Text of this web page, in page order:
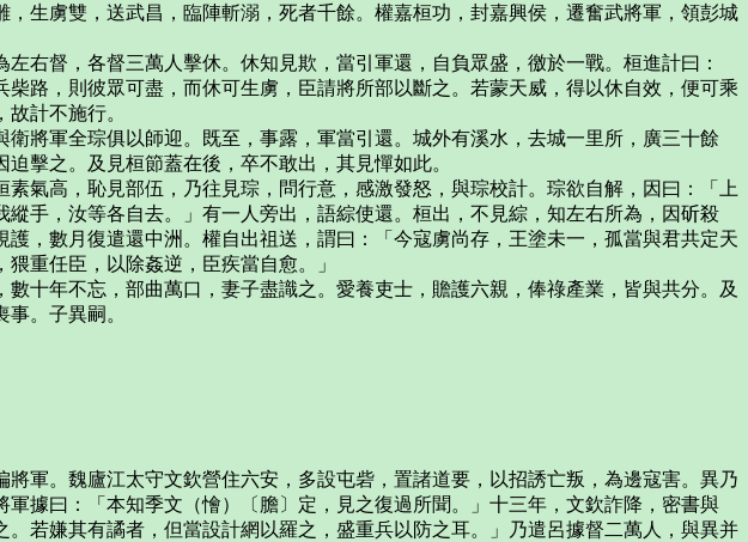
生虜雙，送武昌，臨陣斬溺，死者千餘。權嘉桓功，封嘉興侯，遷奮武將軍，領彭城
右督，各督三萬人擊休。休知見欺，當引軍還，自負眾盛，徼於一戰。桓進計曰：
路，則彼眾可盡，而休可生虜，臣請將所部以斷之。若蒙天威，得以休自效，便可乘
計不施行。
將軍全琮俱以師迎。既至，事露，軍當引還。城外有溪水，去城一里所，廣三十餘
擊之。及見桓節蓋在後，卒不敢出，其見憚如此。
氣高，恥見部伍，乃往見琮，問行意，感激發怒，與琮校計。琮欲自解，因曰：「上
手，汝等各自去。」有一人旁出，語綜使還。桓出，不見綜，知左右所為，因斫殺
，數月復遣還中洲。權自出祖送，謂曰：「今寇虜尚存，王塗未一，孤當與君共定天
重任臣，以除姦逆，臣疾當自愈。」
十年不忘，部曲萬口，妻子盡識之。愛養吏士，贍護六親，俸祿產業，皆與共分。及
。子異嗣。
軍。魏廬江太守文欽營住六安，多設屯砦，置諸道要，以招誘亡叛，為邊寇害。異乃
據曰：「本知季文（懀）〔膽〕定，見之復過所聞。」十三年，文欽詐降，密書與
若嫌其有譎者，但當設計網以羅之，盛重兵以防之耳。」乃遣呂據督二萬人，與異并